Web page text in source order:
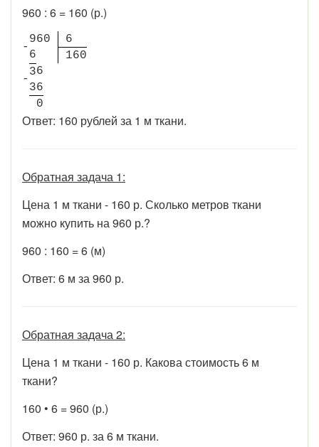
960 : 6 = 160 (р.)
-
960
6
6
160
-
36
36
0
Ответ: 160 рублей за 1 м ткани.
Обратная задача 1:
Цена 1 м ткани - 160 р. Сколько метров ткани
можно купить на 960 р.?
960 : 160 = 6 (м)
Ответ: 6 м за 960 р.
Обратная задача 2:
Цена 1 м ткани - 160 р. Какова стоимость 6 м
ткани?
160 • 6 = 960 (р.)
Ответ: 960 р. за 6 м ткани.